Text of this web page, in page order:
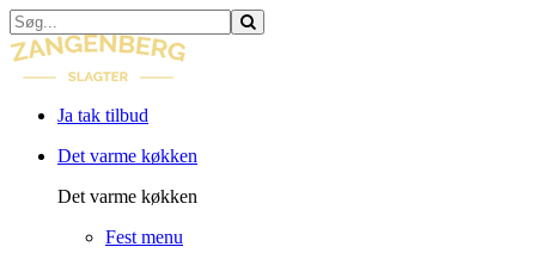
Ja tak tilbud
Det varme køkken
Det varme køkken
Fest menu